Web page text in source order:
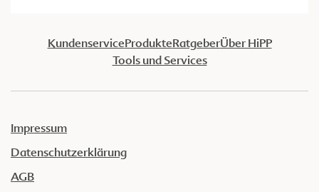
KundenserviceProdukteRatgeberÜber HiPP
Tools und Services
Impressum
Datenschutzerklärung
AGB